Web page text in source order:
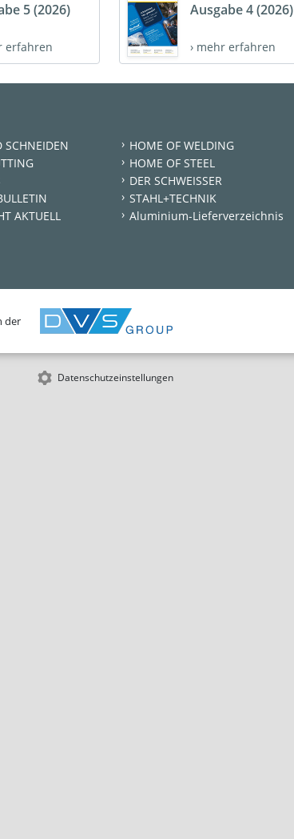
5 (2026)
erfahren
Ausgabe 4 (2026)
› mehr erfahren
SCHNEIDEN
AKTUELL
HOME OF WELDING
HOME OF STEEL
DER SCHWEISSER
STAHL+TECHNIK
Aluminium-Lieferverzeichnis
der
Datenschutzeinstellungen